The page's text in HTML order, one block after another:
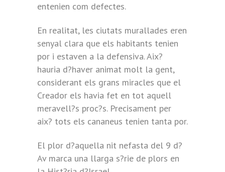
entenien com defectes.
En realitat, les ciutats murallades eren
senyal clara que els habitants tenien
por i estaven a la defensiva. Aix?
hauria d?haver animat molt la gent,
considerant els grans miracles que el
Creador els havia fet en tot aquell
meravell?s proc?s. Precisament per
aix? tots els cananeus tenien tanta por.
El plor d?aquella nit nefasta del 9 d?
Av marca una llarga s?rie de plors en